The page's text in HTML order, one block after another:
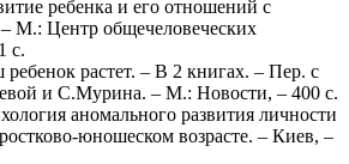
ребенка и его отношений с
М.: Центр общечеловеческих
с.
растет. – В 2 книгах. – Пер. с
и С.Мурина. – М.: Новости, – 400 с.
аномального развития личности
юношеском возрасте. – Киев, –